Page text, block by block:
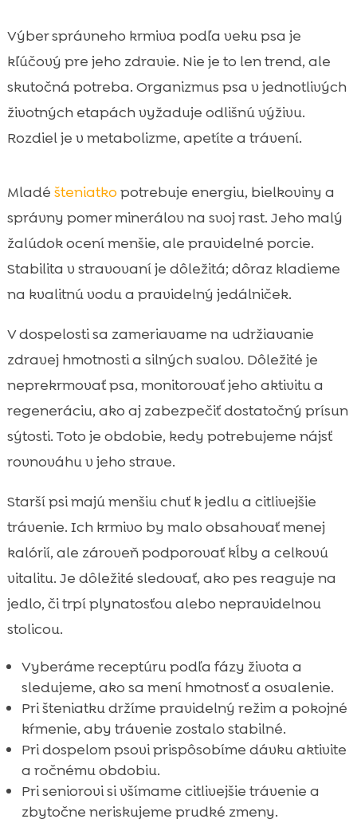
Výber správneho krmiva podľa veku psa je
kľúčový pre jeho zdravie. Nie je to len trend, ale
skutočná potreba. Organizmus psa v jednotlivých
životných etapách vyžaduje odlišnú výživu.
Rozdiel je v metabolizme, apetíte a trávení.
Mladé šteniatko potrebuje energiu, bielkoviny a
správny pomer minerálov na svoj rast. Jeho malý
žalúdok ocení menšie, ale pravidelné porcie.
Stabilita v stravovaní je dôležitá; dôraz kladieme
na kvalitnú vodu a pravidelný jedálniček.
V dospelosti sa zameriavame na udržiavanie
zdravej hmotnosti a silných svalov. Dôležité je
neprekrmovať psa, monitorovať jeho aktivitu a
regeneráciu, ako aj zabezpečiť dostatočný prísun
sýtosti. Toto je obdobie, kedy potrebujeme nájsť
rovnováhu v jeho strave.
Starší psi majú menšiu chuť k jedlu a citlivejšie
trávenie. Ich krmivo by malo obsahovať menej
kalórií, ale zároveň podporovať kĺby a celkovú
vitalitu. Je dôležité sledovať, ako pes reaguje na
jedlo, či trpí plynatosťou alebo nepravidelnou
stolicou.
Vyberáme receptúru podľa fázy života a
sledujeme, ako sa mení hmotnosť a osvalenie.
Pri šteniatku držíme pravidelný režim a pokojné
kŕmenie, aby trávenie zostalo stabilné.
Pri dospelom psovi prispôsobíme dávku aktivite
a ročnému obdobiu.
Pri seniorovi si všímame citlivejšie trávenie a
zbytočne neriskujeme prudké zmeny.